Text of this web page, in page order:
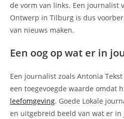
de vorm van links. Een journalist
Ontwerp in Tilburg is dus
van nieuws maken.
Een oog op wat er in
Een journalist zoals Antonia
een toegevoegde waarde omdat
leefomgeving. Goede Lokale
en uitgebreid beeld van wat er